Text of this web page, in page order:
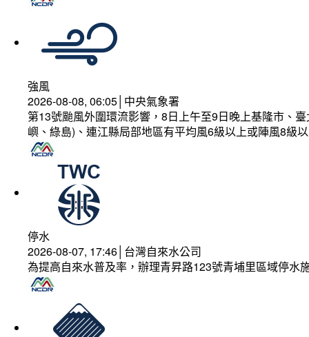
強風
2026-08-08, 06:05│中央氣象署
第13號颱風外圍環流影響，8日上午至9日晚上基隆市、
嶼、綠島)、連江縣局部地區有平均風6級以上或陣風8級
停水
2026-08-07, 17:46│台灣自來水公司
為提高自來水普及率，辦理青昇路123號青埔里區域停水